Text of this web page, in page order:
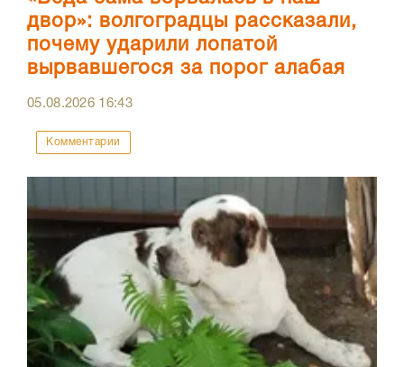
двор»: волгоградцы рассказали,
почему ударили лопатой
вырвавшегося за порог алабая
05.08.2026 16:43
Комментарии